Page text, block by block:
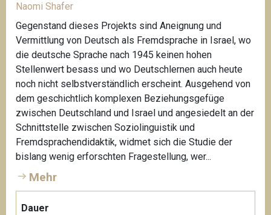
Naomi Shafer
Gegenstand dieses Projekts sind Aneignung und
Vermittlung von Deutsch als Fremdsprache in Israel, wo
die deutsche Sprache nach 1945 keinen hohen
Stellenwert besass und wo Deutschlernen auch heute
noch nicht selbstverständlich erscheint. Ausgehend von
dem geschichtlich komplexen Beziehungsgefüge
zwischen Deutschland und Israel und angesiedelt an der
Schnittstelle zwischen Soziolinguistik und
Fremdsprachendidaktik, widmet sich die Studie der
bislang wenig erforschten Fragestellung, wer...
Mehr
Dauer